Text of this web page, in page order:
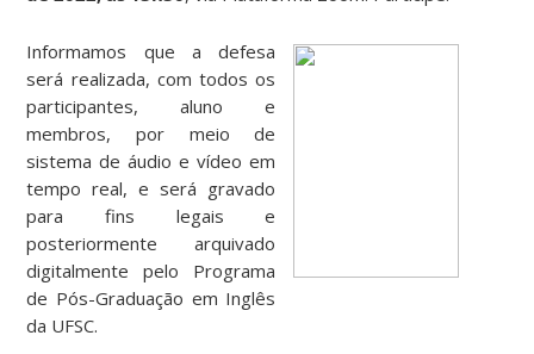
Informamos que a defesa
será realizada, com todos os
participantes, aluno e
membros, por meio de
sistema de áudio e vídeo em
tempo real, e será gravado
para fins legais e
posteriormente arquivado
digitalmente pelo Programa
de Pós-Graduação em Inglês
da UFSC.